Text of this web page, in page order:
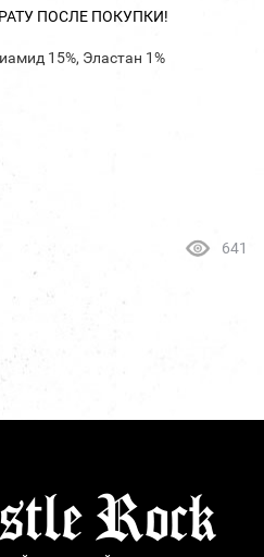
ПОСЛЕ ПОКУПКИ!
15%, Эластан 1%
641